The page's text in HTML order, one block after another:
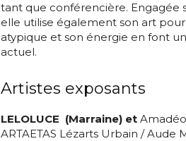
Nom
Statut
tant que conférencière.
elle utilise également son art
atypique et son énergie en font
actuel.
Artistes exposants
LELOLUCE (Marraine) et
ARTAETAS Lézarts Urbain / Aude